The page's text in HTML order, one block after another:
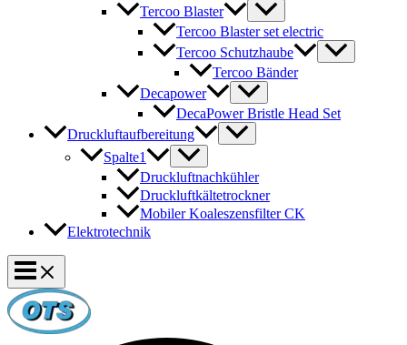
Tercoo Blaster
Tercoo Blaster set electric
Tercoo Schutzhaube
Tercoo Bänder
Decapower
DecaPower Bristle Head Set
Druckluftaufbereitung
Spalte1
Druckluftnachkühler
Druckluftkältetrockner
Mobiler Koaleszensfilter CK
Elektrotechnik